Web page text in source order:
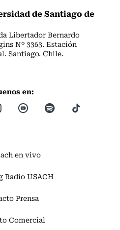
de Santiago de
Libertador Bernardo
Nº 3363. Estación
Santiago. Chile.
en:
en vivo
Radio USACH
Prensa
Comercial